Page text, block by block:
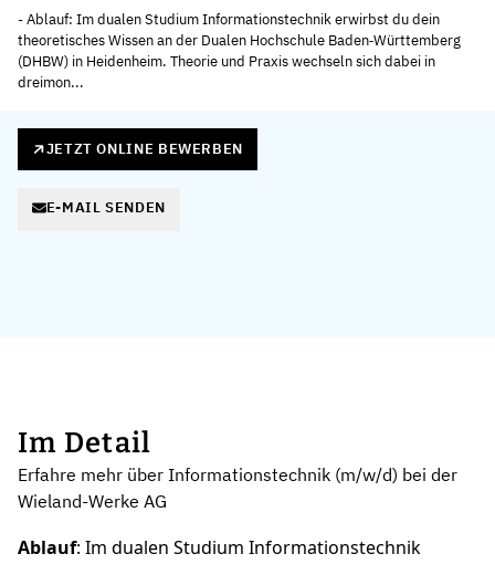
- Ablauf: Im dualen Studium Informationstechnik erwirbst du dein
theoretisches Wissen an der Dualen Hochschule Baden‑Württemberg
(DHBW) in Heidenheim. Theorie und Praxis wechseln sich dabei in
dreimon...
JETZT ONLINE BEWERBEN
E-MAIL SENDEN
Im Detail
Erfahre mehr über Informationstechnik (m/w/d) bei der
Wieland-Werke AG
Ablauf: Im dualen Studium Informationstechnik